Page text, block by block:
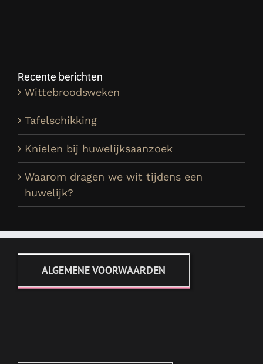
Recente berichten
Wittebroodsweken
Tafelschikking
Knielen bij huwelijksaanzoek
Waarom dragen we wit tijdens een
huwelijk?
ALGEMENE VOORWAARDEN